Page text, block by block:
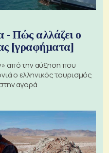
- Πώς αλλάζει ο
[γραφήματα]
από την αύξηση που
ο ελληνικός τουρισμός
αγορά